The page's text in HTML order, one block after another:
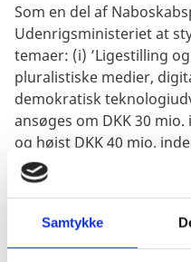
Samtykke
Som en del af
Udenrigsministeriet at
temaer: (i) ’Ligestilling
pluralistiske medier,
demokratisk
ansøges om DKK 30
og højst DKK 40 mio.
Aktiviteterne skal som
inden for perioden